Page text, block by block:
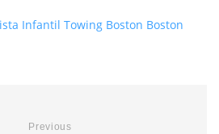
Infantil Towing Boston Boston
Previous